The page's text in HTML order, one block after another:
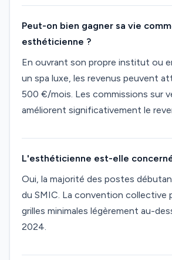
Peut-on bien gagner sa vie
esthéticienne ?
En ouvrant son propre institut ou
un spa luxe, les revenus peuvent
500 €/mois. Les commissions sur
améliorent significativement le
L'esthéticienne est-elle
Oui, la majorité des postes
du SMIC. La convention collective
grilles minimales légèrement au-
2024.